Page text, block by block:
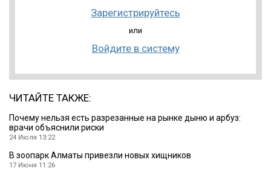
Зарегистрируйтесь
или
Войдите в систему
ЧИТАЙТЕ ТАКЖЕ:
Почему нельзя есть разрезанные на рынке дыню и арбуз:
врачи объяснили риски
24 Июля 13:22
В зоопарк Алматы привезли новых хищников
17 Июня 11:26